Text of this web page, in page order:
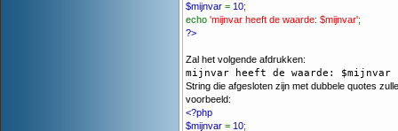
$mijnvar = 10;
echo 'mijnvar heeft de waarde: $mijnvar';
?>
Zal het volgende afdrukken:
mijnvar heeft de waarde: $mijnvar
String die afgesloten zijn met dubbele quotes
voorbeeld:
<?php
$mijnvar = 10;